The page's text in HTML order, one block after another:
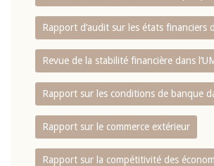
Rapport d‘audit sur les états financiers
Revue de la stabilité financière dans
Rapport sur les conditions de banque
Rapport sur le commerce extérieur
Rapport sur la compétitivité des